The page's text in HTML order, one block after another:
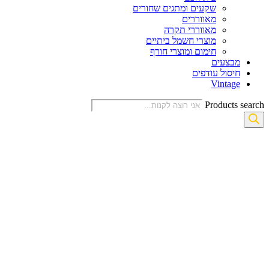
שקעים ומתגים שחורים
מאווררים
מאווררי תקרה
מוצרי חשמל ביתיים
חימום ומוצרי חורף
מבצעים
חיסול עודפים
Vintage
Products search